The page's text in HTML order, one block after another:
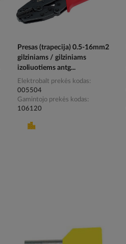
Presas (trapecija) 0.5-16mm2
gilziniams / gilziniams
izoliuotiems antg...
Elektrobalt prekės kodas
005504
Gamintojo prekės kodas
106120